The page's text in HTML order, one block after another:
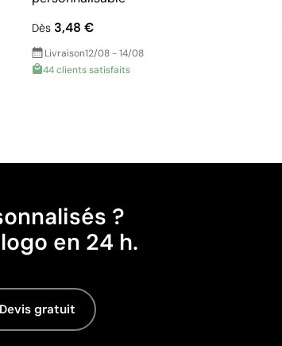
Dès3,48 €
Livraison12/08 - 14/08
44 clients satisfaits
?
en 24 h.
Devis gratuit